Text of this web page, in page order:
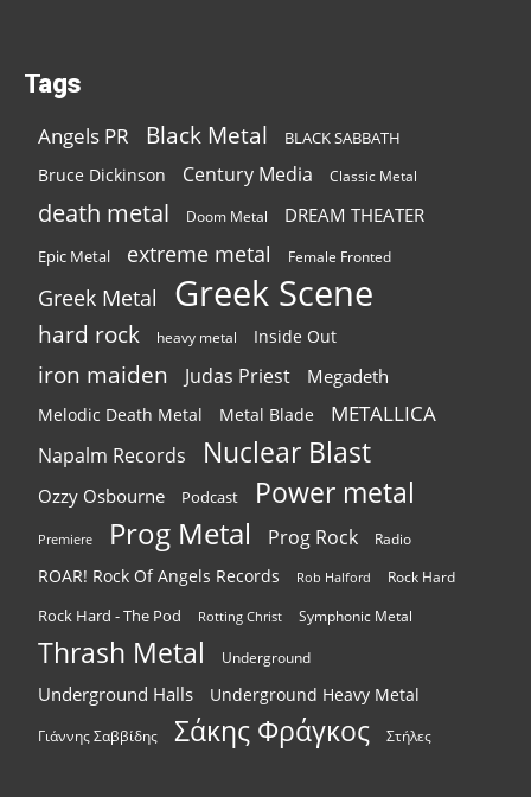
Tags
Angels PR Black Metal BLACK SABBATH
Bruce Dickinson Century Media Classic Metal
death metal Doom Metal DREAM THEATER
Epic Metal extreme metal Female Fronted
Greek Metal Greek Scene
hard rock heavy metal Inside Out
iron maiden Judas Priest Megadeth
Melodic Death Metal Metal Blade METALLICA
Napalm Records Nuclear Blast
Ozzy Osbourne Podcast Power metal
Premiere Prog Metal Prog Rock Radio
ROAR! Rock Of Angels Records Rob Halford Rock Hard
Rock Hard - The Pod Rotting Christ Symphonic Metal
Thrash Metal Underground
Underground Halls Underground Heavy Metal
Γιάννης Σαββίδης Σάκης Φράγκος Στήλες